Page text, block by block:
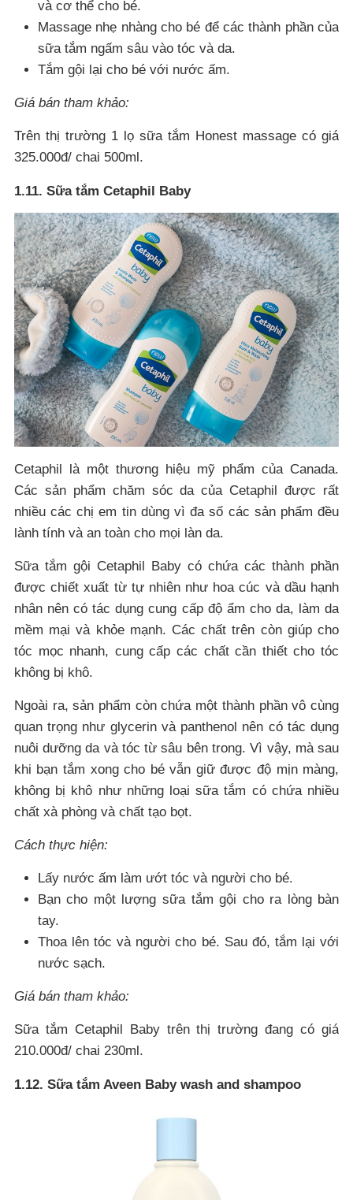
và cơ thể cho bé.
Massage nhẹ nhàng cho bé để các thành phần của
sữa tắm ngấm sâu vào tóc và da.
Tắm gội lại cho bé với nước ấm.
Giá bán tham khảo:
Trên thị trường 1 lọ sữa tắm Honest massage có giá
325.000đ/ chai 500ml.
1.11. Sữa tắm Cetaphil Baby
Cetaphil là một thương hiệu mỹ phẩm của Canada.
Các sản phẩm chăm sóc da của Cetaphil được rất
nhiều các chị em tin dùng vì đa số các sản phẩm đều
lành tính và an toàn cho mọi làn da.
Sữa tắm gội Cetaphil Baby có chứa các thành phần
được chiết xuất từ tự nhiên như hoa cúc và dầu hạnh
nhân nên có tác dụng cung cấp độ ẩm cho da, làm da
mềm mại và khỏe mạnh. Các chất trên còn giúp cho
tóc mọc nhanh, cung cấp các chất cần thiết cho tóc
không bị khô.
Ngoài ra, sản phẩm còn chứa một thành phần vô cùng
quan trọng như glycerin và panthenol nên có tác dụng
nuôi dưỡng da và tóc từ sâu bên trong. Vì vậy, mà sau
khi bạn tắm xong cho bé vẫn giữ được độ mịn màng,
không bị khô như những loại sữa tắm có chứa nhiều
chất xà phòng và chất tạo bọt.
Cách thực hiện:
Lấy nước ấm làm ướt tóc và người cho bé.
Bạn cho một lượng sữa tắm gội cho ra lòng bàn
tay.
Thoa lên tóc và người cho bé. Sau đó, tắm lại với
nước sạch.
Giá bán tham khảo:
Sữa tắm Cetaphil Baby trên thị trường đang có giá
210.000đ/ chai 230ml.
1.12. Sữa tắm Aveen Baby wash and shampoo